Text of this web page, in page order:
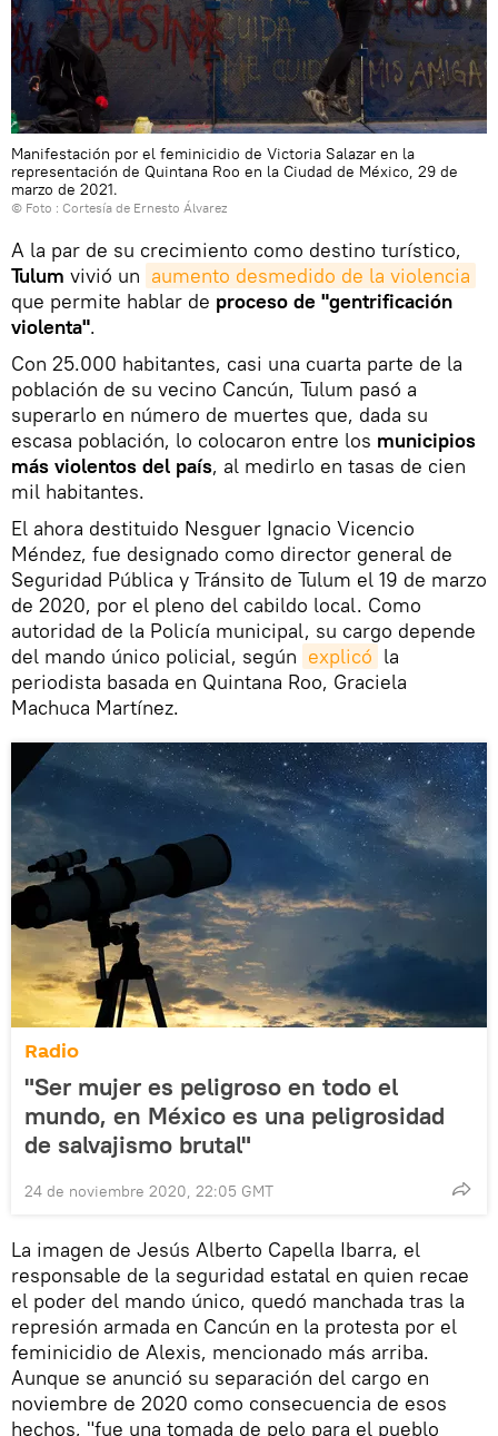
Manifestación por el feminicidio de Victoria Salazar en la
representación de Quintana Roo en la Ciudad de México, 29 de
marzo de 2021.
© Foto : Cortesía de Ernesto Álvarez
A la par de su crecimiento como destino turístico,
Tulum vivió un aumento desmedido de la violencia
que permite hablar de proceso de "gentrificación
violenta".
Con 25.000 habitantes, casi una cuarta parte de la
población de su vecino Cancún, Tulum pasó a
superarlo en número de muertes que, dada su
escasa población, lo colocaron entre los municipios
más violentos del país, al medirlo en tasas de cien
mil habitantes.
El ahora destituido Nesguer Ignacio Vicencio
Méndez, fue designado como director general de
Seguridad Pública y Tránsito de Tulum el 19 de marzo
de 2020, por el pleno del cabildo local. Como
autoridad de la Policía municipal, su cargo depende
del mando único policial, según explicó la
periodista basada en Quintana Roo, Graciela
Machuca Martínez.
Radio
"Ser mujer es peligroso en todo el
mundo, en México es una peligrosidad
de salvajismo brutal"
24 de noviembre 2020, 22:05 GMT
La imagen de Jesús Alberto Capella Ibarra, el
responsable de la seguridad estatal en quien recae
el poder del mando único, quedó manchada tras la
represión armada en Cancún en la protesta por el
feminicidio de Alexis, mencionado más arriba.
Aunque se anunció su separación del cargo en
noviembre de 2020 como consecuencia de esos
hechos, "fue una tomada de pelo para el pueblo